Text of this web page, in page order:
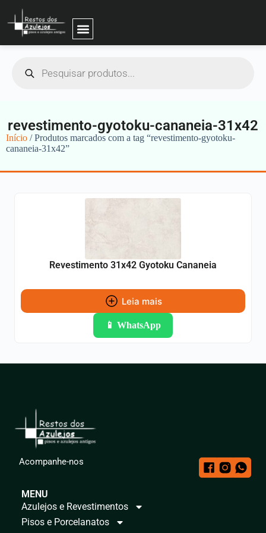
revestimento-gyotoku-cananeia-31x42
Início / Produtos marcados com a tag “revestimento-gyotoku-
cananeia-31x42”
Revestimento 31x42 Gyotoku Cananeia
Leia mais
📱 WhatsApp
Acompanhe-nos
MENU
Azulejos e Revestimentos
Pisos e Porcelanatos